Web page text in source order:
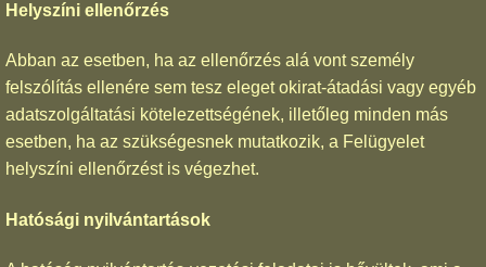
Helyszíni ellenőrzés
Abban az esetben, ha az ellenőrzés alá vont személy
felszólítás ellenére sem tesz eleget okirat-átadási vagy egyéb
adatszolgáltatási kötelezettségének, illetőleg minden más
esetben, ha az szükségesnek mutatkozik, a Felügyelet
helyszíni ellenőrzést is végezhet.
Hatósági nyilvántartások